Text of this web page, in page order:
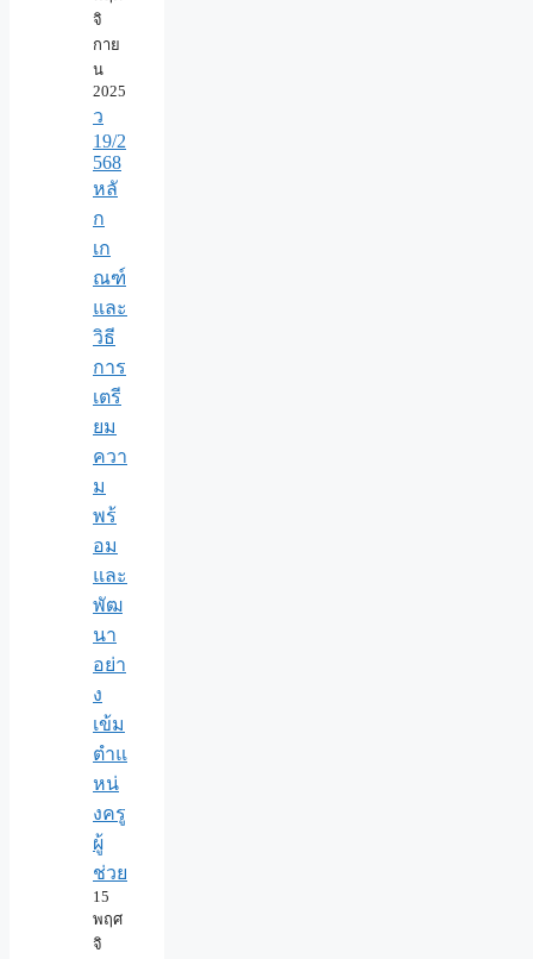
จิ
กาย
น
2025
ว
19/2
568
หลั
ก
เก
ณฑ์
และ
วิธี
การ
เตรี
ยม
ควา
ม
พร้
อม
และ
พัฒ
นา
อย่า
ง
เข้ม
ตำแ
หน่
งครู
ผู้
ช่วย
15
พฤศ
จิ